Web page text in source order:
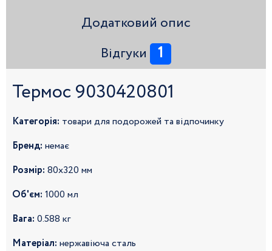
Додатковий опис
Відгуки 1
Термос 9030420801
Категорія: товари для подорожей та відпочинку
Бренд: немає
Розмір: 80x320 мм
Об'єм: 1000 мл
Вага: 0.588 кг
Матеріал: нержавіюча сталь